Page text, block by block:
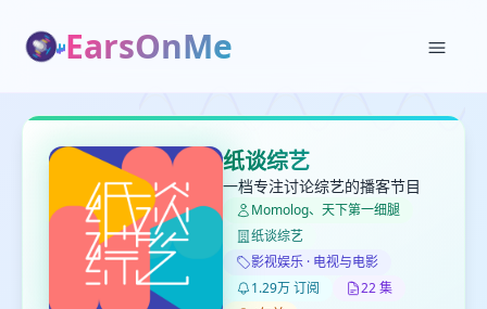
EarsOnMe
纸谈综艺
一档专注讨论综艺的播客节目
Momolog、天下第一细腿
纸谈综艺
影视娱乐 · 电视与电影
1.29万 订阅
22 集
打分
键盘下留人
删除确认
取消 确认删除
加入播单